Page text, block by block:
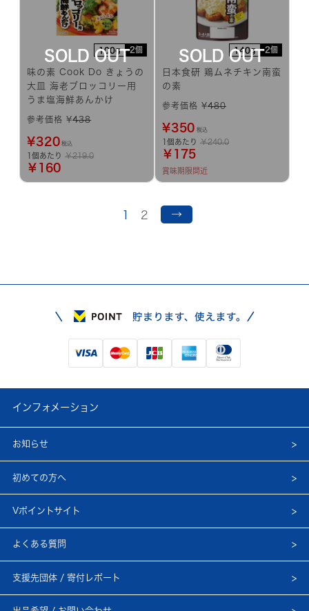
100g 2個
味の素 Cook Do きょうの
大皿 海老ブロッコリー用
うま塩海鮮あんかけ
参考価格 ¥438
¥320 税込
1個あたり￥219.0
￥160
140g 2個
日本食研 鶏ムネチキン南蛮
の素
参考価格 ¥480
¥350 税込
1個あたり ￥240.0
￥175
賞味期限間近
1 2 →
インフォメーション
お知らせ
初めての方へ
Vポイントサイト
よくある質問
支援先団体 / 寄付レポート